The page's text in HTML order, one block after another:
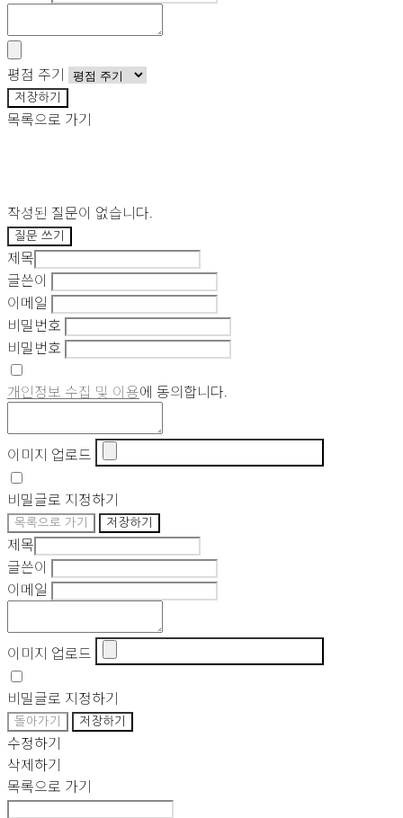
평점 주기
저장하기
목록으로 가기
작성된 질문이 없습니다.
질문 쓰기
제목
글쓴이
이메일
비밀번호
비밀번호
개인정보 수집 및 이용에 동의합니다.
이미지 업로드
비밀글로 지정하기
목록으로 가기 저장하기
제목
글쓴이
이메일
이미지 업로드
비밀글로 지정하기
돌아가기 저장하기
수정하기
삭제하기
목록으로 가기